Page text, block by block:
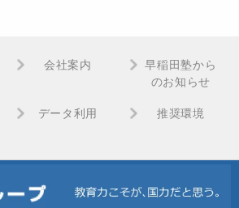
会社案内
早稲田塾から
のお知らせ
データ利用 推奨環境